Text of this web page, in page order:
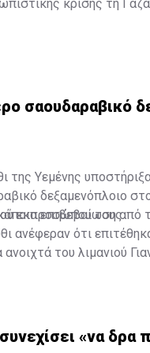
κρίσης τη Γάζα.
σαουδαραβικό
της Υεμένης
δεξαμενόπλοιο
εκπροσώπου τους.
επιβεβαίωση από
ανέφεραν ότι
του λιμανιού
«να δρα